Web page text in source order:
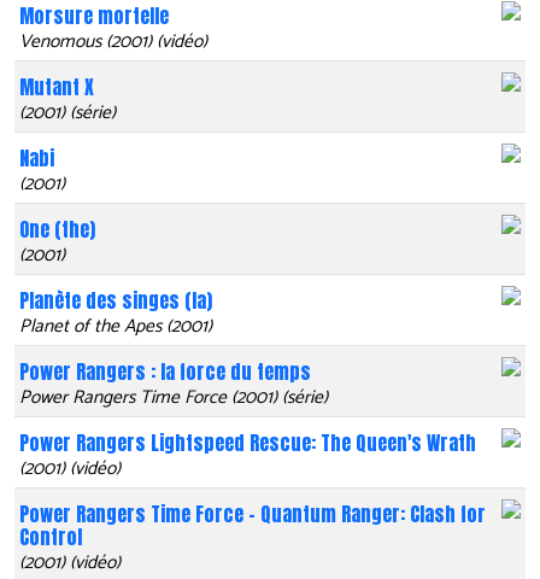
Morsure mortelle
Venomous (2001) (vidéo)
Mutant X
(2001) (série)
Nabi
(2001)
One (the)
(2001)
Planète des singes (la)
Planet of the Apes (2001)
Power Rangers : la force du temps
Power Rangers Time Force (2001) (série)
Power Rangers Lightspeed Rescue: The Queen's Wrath
(2001) (vidéo)
Power Rangers Time Force - Quantum Ranger: Clash for
Control
(2001) (vidéo)